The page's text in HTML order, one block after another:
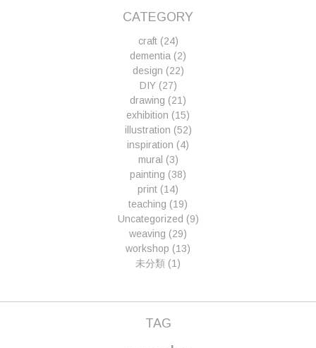
CATEGORY
craft(24)
dementia (2)
design (22)
DIY(27)
drawing (21)
exhibition (15)
illustration (52)
inspiration (4)
mural (3)
painting (38)
print (14)
teaching (19)
Uncategorized (9)
weaving (29)
workshop (13)
未分類 (1)
TAG